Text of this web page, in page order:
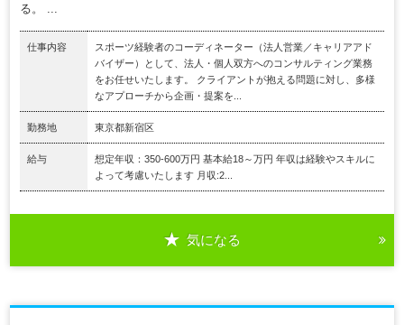
る。 ...
仕事内容
スポーツ経験者のコーディネーター（法人営業／キャリアアド
バイザー）として、法人・個人双方へのコンサルティング業務
をお任せいたします。 クライアントが抱える問題に対し、多様
なアプローチから企画・提案を...
勤務地 東京都新宿区
給与
想定年収：350-600万円 基本給18～万円 年収は経験やスキルに
よって考慮いたします 月収:2...
気になる